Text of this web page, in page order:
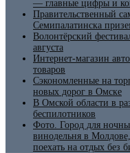
— главные цифры и
Правительственный
Семипалатинска
Волонтёрский
августа
Интернет-магазин
товаров
Сэкономленные на
новых дорог в Омске
В Омской области в
беспилотников
Фото. Город для
винодельня в
поехать на отдых без